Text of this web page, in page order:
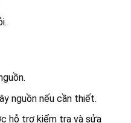
nguồn nếu cần thiết.
hỗ trợ kiểm tra và sửa